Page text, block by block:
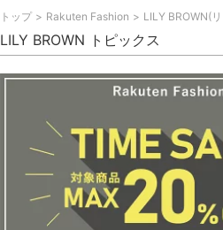
トップ Rakuten Fashion LILY BROWN(
LILY BROWN トピックス